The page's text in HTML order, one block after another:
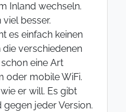
Inland wechseln.
viel besser.
es einfach keinen
die verschiedenen
eine Art
oder mobile WiFi.
er will. Es gibt
jeder Version.